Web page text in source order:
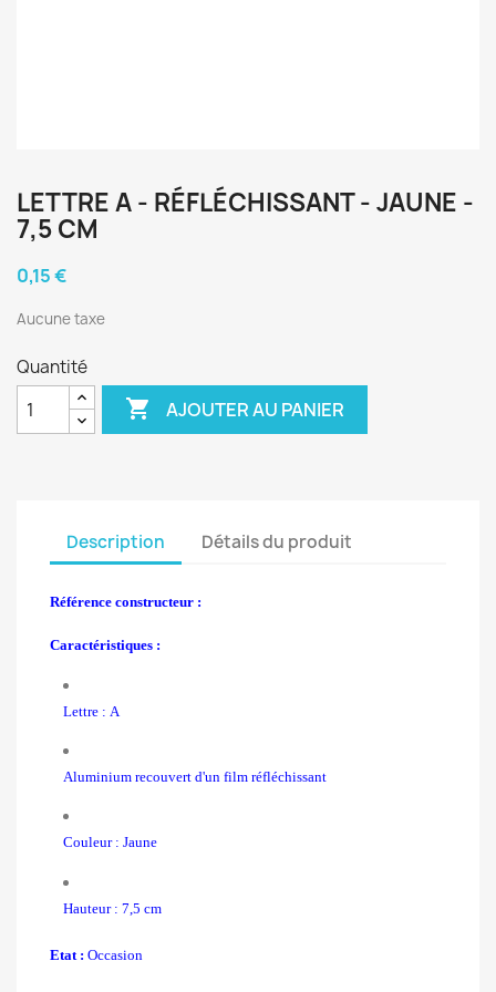
LETTRE A - RÉFLÉCHISSANT - JAUNE -
7,5 CM
0,15 €
Aucune taxe
Quantité
 AJOUTER AU PANIER
Description Détails du produit
Référence constructeur :
Caractéristiques :
Lettre : A
Aluminium recouvert d'un film réfléchissant
Couleur : Jaune
Hauteur : 7,5 cm
Etat : Occasion